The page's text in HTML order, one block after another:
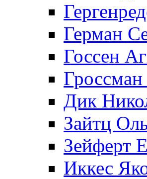
Герман
Госсен
Дик
Зайтц
Зейферт
Иккес